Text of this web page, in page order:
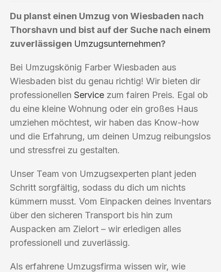
Du planst einen Umzug von Wiesbaden nach
Thorshavn und bist auf der Suche nach einem
zuverlässigen Umzugsunternehmen?
Bei Umzugskönig Farber Wiesbaden aus
Wiesbaden bist du genau richtig! Wir bieten dir
professionellen Service zum fairen Preis. Egal ob
du eine kleine Wohnung oder ein großes Haus
umziehen möchtest, wir haben das Know-how
und die Erfahrung, um deinen Umzug reibungslos
und stressfrei zu gestalten.
Unser Team von Umzugsexperten plant jeden
Schritt sorgfältig, sodass du dich um nichts
kümmern musst. Vom Einpacken deines Inventars
über den sicheren Transport bis hin zum
Auspacken am Zielort – wir erledigen alles
professionell und zuverlässig.
Als erfahrene Umzugsfirma wissen wir, wie